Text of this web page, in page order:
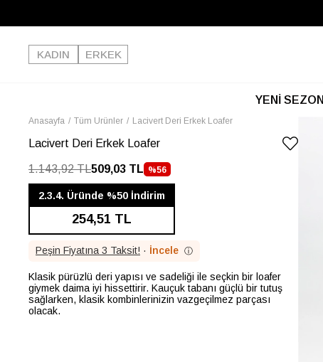
KADIN
ERKEK
YENİ SEZON
Anasayfa Tüm Ürünler Lacivert Deri Erkek Loafer
Lacivert Deri Erkek Loafer
1.143,92 TL509,03 TL %56
İNDIRIM
2.3.4. Üründe %50 İndirim
254,51 TL
Peşin Fiyatına 3 Taksit! · İncele ⓘ
Klasik pürüzlü deri yapısı ve sadeliği ile seçkin bir loafer
giymek daima iyi hissettirir. Kauçuk tabanı güçlü bir tutuş
sağlarken, klasik kombinlerinizin vazgeçilmez parçası
olacak.